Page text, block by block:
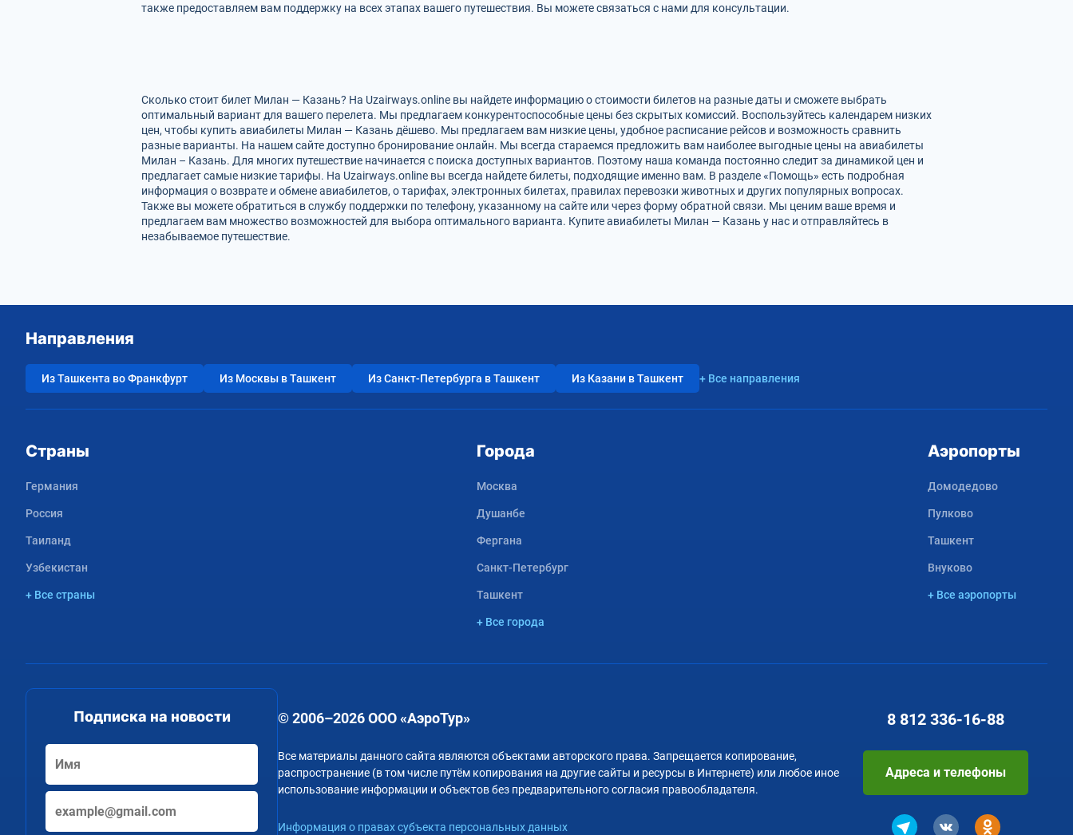
также предоставляем вам поддержку на всех этапах вашего путешествия. Вы можете связаться с нами для консультации.
Сколько стоит билет Милан — Казань? На Uzairways.online вы найдете информацию о стоимости билетов на разные даты и сможете выбрать
оптимальный вариант для вашего перелета. Мы предлагаем конкурентоспособные цены без скрытых комиссий. Воспользуйтесь календарем низких
цен, чтобы купить авиабилеты Милан — Казань дёшево. Мы предлагаем вам низкие цены, удобное расписание рейсов и возможность сравнить
разные варианты. На нашем сайте доступно бронирование онлайн. Мы всегда стараемся предложить вам наиболее выгодные цены на авиабилеты
Милан – Казань. Для многих путешествие начинается с поиска доступных вариантов. Поэтому наша команда постоянно следит за динамикой цен и
предлагает самые низкие тарифы. На Uzairways.online вы всегда найдете билеты, подходящие именно вам. В разделе «Помощь» есть подробная
информация о возврате и обмене авиабилетов, о тарифах, электронных билетах, правилах перевозки животных и других популярных вопросах.
Также вы можете обратиться в службу поддержки по телефону, указанному на сайте или через форму обратной связи. Мы ценим ваше время и
предлагаем вам множество возможностей для выбора оптимального варианта. Купите авиабилеты Милан — Казань у нас и отправляйтесь в
незабываемое путешествие.
Направления
Из Ташкента во Франкфурт Из Москвы в Ташкент Из Санкт-Петербурга в Ташкент Из Казани в Ташкент + Все направления
Страны
Германия
Россия
Таиланд
Узбекистан
+ Все страны
Города
Москва
Душанбе
Фергана
Санкт-Петербург
Ташкент
+ Все города
Аэропорты
Домодедово
Пулково
Ташкент
Внуково
+ Все аэропорты
Подписка на новости © 2006–2026 ООО «АэроТур»
Все материалы данного сайта являются объектами авторского права. Запрещается копирование,
распространение (в том числе путём копирования на другие сайты и ресурсы в Интернете) или любое иное
использование информации и объектов без предварительного согласия правообладателя.
Информация о правах субъекта персональных данных
8 812 336-16-88
Адреса и телефоны